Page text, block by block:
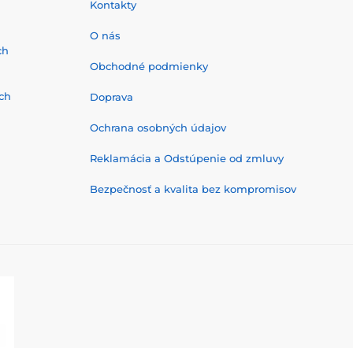
Kontakty
O nás
Obchodné podmienky
Doprava
Ochrana osobných údajov
Reklamácia a Odstúpenie od zmluvy
Bezpečnosť a kvalita bez kompromisov